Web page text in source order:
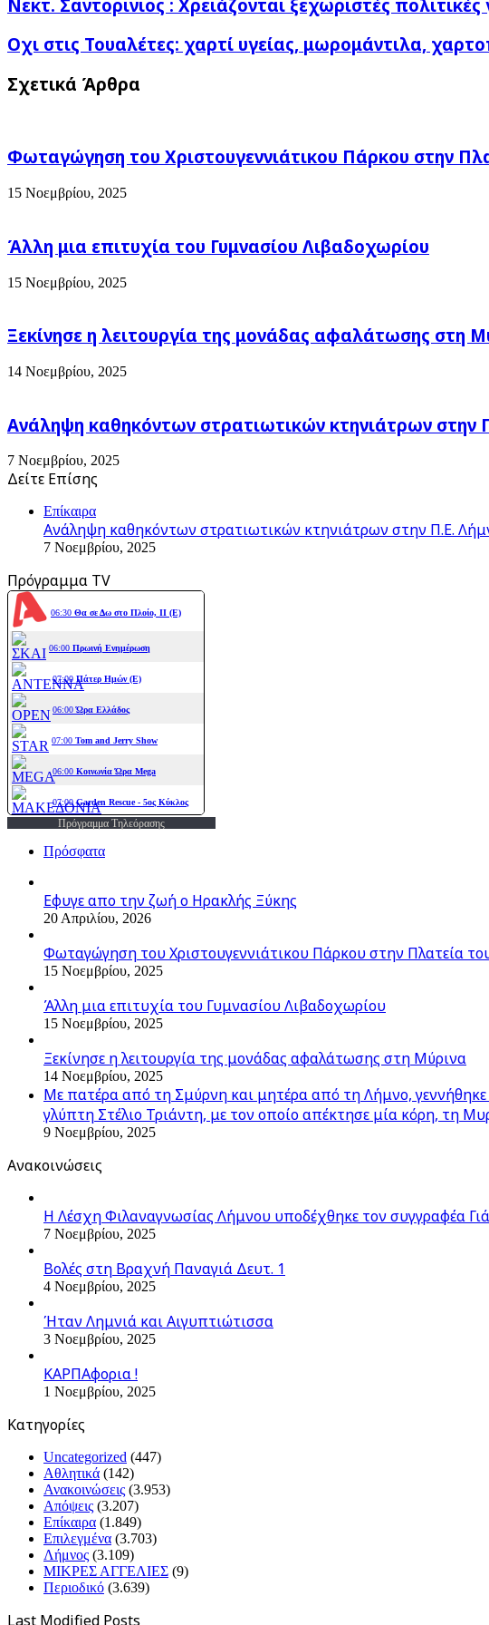
Σαντορινιος
Χρειάζονται
πολιτικές
για
Νεκτ. Σαντορινιος : Χρειάζονται ξεχωριστές πολιτικές
Οχι
στις
χαρτί
γάντια
μιας
χρήσης
κλπ.
Οχι στις Τουαλέτες: χαρτί υγείας, μωρομάντιλα,
Σχετικά Άρθρα
Φωταγώγηση του Χριστουγεννιάτικου Πάρκου στην
15 Νοεμβρίου, 2025
Άλλη μια επιτυχία του Γυμνασίου Λιβαδοχωρίου
15 Νοεμβρίου, 2025
Ξεκίνησε η λειτουργία της μονάδας αφαλάτωσης στη
14 Νοεμβρίου, 2025
Ανάληψη καθηκόντων στρατιωτικών κτηνιάτρων στην
7 Νοεμβρίου, 2025
Δείτε Επίσης
Επίκαιρα
Ανάληψη καθηκόντων στρατιωτικών κτηνιάτρων στην Π.Ε.
7 Νοεμβρίου, 2025
Πρόγραμμα TV
Πρόγραμμα Τηλεόρασης
Πρόσφατα
Εφυγε απο την ζωή o Ηρακλής Ξύκης
20 Απριλίου, 2026
Φωταγώγηση του Χριστουγεννιάτικου Πάρκου στην Πλατεία
15 Νοεμβρίου, 2025
Άλλη μια επιτυχία του Γυμνασίου Λιβαδοχωρίου
15 Νοεμβρίου, 2025
Ξεκίνησε η λειτουργία της μονάδας αφαλάτωσης στη Μύρινα
14 Νοεμβρίου, 2025
Με πατέρα από τη Σμύρνη και μητέρα από τη Λήμνο,
γλύπτη Στέλιο Τριάντη, με τον οποίο απέκτησε μία κόρη, τη
9 Νοεμβρίου, 2025
Ανακοινώσεις
Η Λέσχη Φιλαναγνωσίας Λήμνου υποδέχθηκε τον συγγραφέα
7 Νοεμβρίου, 2025
Βολές στη Βραχνή Παναγιά Δευτ. 1
4 Νοεμβρίου, 2025
Ήταν Λημνιά και Αιγυπτιώτισσα
3 Νοεμβρίου, 2025
ΚΑΡΠΑφορια !
1 Νοεμβρίου, 2025
Kατηγορίες
Uncategorized (447)
Αθλητικά (142)
Ανακοινώσεις (3.953)
Απόψεις (3.207)
Επίκαιρα (1.849)
Επιλεγμένα (3.703)
Λήμνος (3.109)
ΜΙΚΡΕΣ ΑΓΓΕΛΙΕΣ (9)
Περιοδικό (3.639)
Last Modified Posts